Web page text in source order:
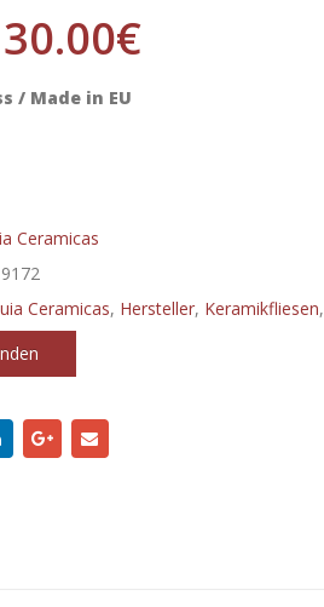
30.00€
/ Made in EU
Ceramicas
9172
Ceramicas, Hersteller, Keramikfliesen,